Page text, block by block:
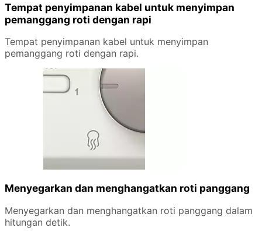
Tempat penyimpanan kabel untuk menyimpan
pemanggang roti dengan rapi
Tempat penyimpanan kabel untuk menyimpan
pemanggang roti dengan rapi.
Menyegarkan dan menghangatkan roti panggang
Menyegarkan dan menghangatkan roti panggang dalam
hitungan detik.